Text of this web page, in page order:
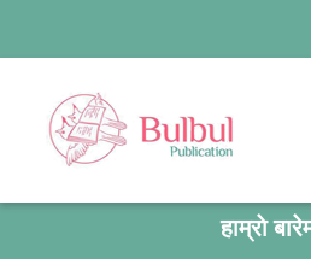
हाम्राे